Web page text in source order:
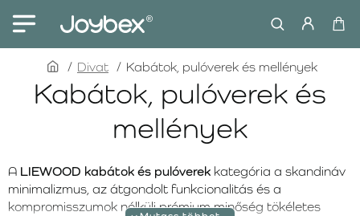
Kabátok, pulóverek és
mellények
homeDivat Kabátok, pulóverek és mellények
A LIEWOOD kabátok és pulóverek kategória a skandináv
minimalizmus, az átgondolt funkcionalitás és a
kompromisszumok nélküli prémium minőség tökéletes